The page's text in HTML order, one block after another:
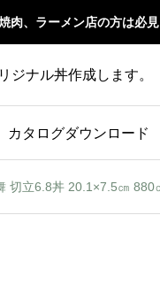
肉、ラーメン店の方は必
ナル丼作成します。
カタログダウンロード
切立6.8丼 20.1×7.5㎝ 880